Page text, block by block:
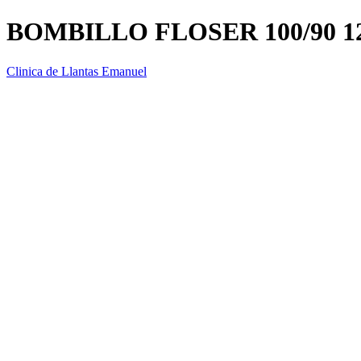
BOMBILLO FLOSER 100/90
Clinica de Llantas Emanuel